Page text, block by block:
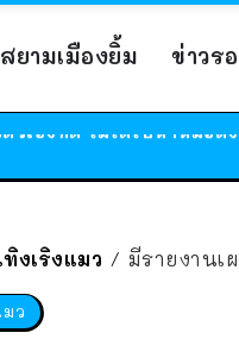
สยามเมืองยิ้ม ข่าวร
งเริงแมว / มีรายงานเ
ว